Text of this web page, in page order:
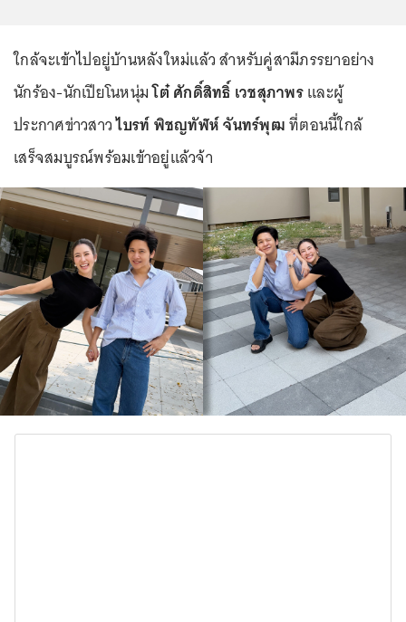
ใกล้จะเข้าไปอยู่บ้านหลังใหม่แล้ว สำหรับคู่สามีภรรยาอย่าง
นักร้อง-นักเปียโนหนุ่มโต๋ ศักดิ์สิทธิ์ เวชสุภาพรและผู้
ประกาศข่าวสาวไบรท์ พิชญทัฬห์ จันทร์พุฒที่ตอนนี้ใกล้
เสร็จสมบูรณ์พร้อมเข้าอยู่แล้วจ้า